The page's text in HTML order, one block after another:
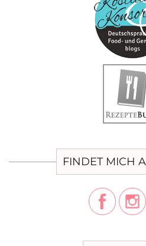
FINDET MICH